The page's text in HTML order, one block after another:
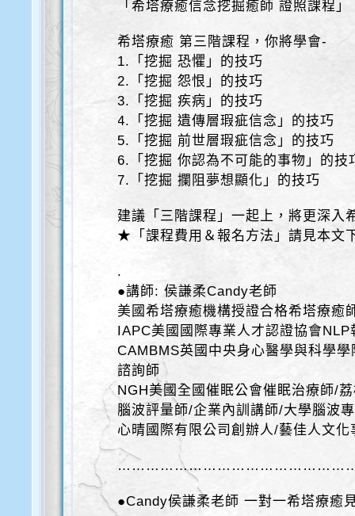
「希塔療癒信念挖掘癒師 證照課程」
希塔療癒 第三階課程，你將學會-
1.「挖掘 恐懼」的技巧
2.「挖掘 怨恨」的技巧
3.「挖掘 疾病」的技巧
4.「挖掘 遺傳層瑕疵信念」的技巧
5.「挖掘 前世層瑕疵信念」的技巧
6.「挖掘 你認為不可能的事物」的技
7.「挖掘 攔阻夢想顯化」的技巧
建議「三階課程」一起上，將更深入
★「課程費用＆報名方法」請見本文
.
●講師: 侯謙柔Candy老師
美國希塔療癒機構授證合格希塔療癒
IAPC美國國際專業人才認證協會
CAMBMS英國中央身心醫學與科學
諮詢師
NGH美國全國催眠公會催眠治療師/
腦波評量師/企業內訓講師/大學腦波
心晴國際有限公司創辦人/藝佳人文
●Candy侯謙柔老師 一對一希塔療癒